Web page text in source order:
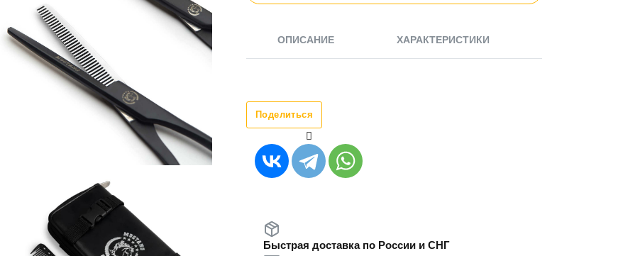
ОПИСАНИЕ ХАРАКТЕРИСТИКИ
Поделиться
Быстрая доставка по России и СНГ